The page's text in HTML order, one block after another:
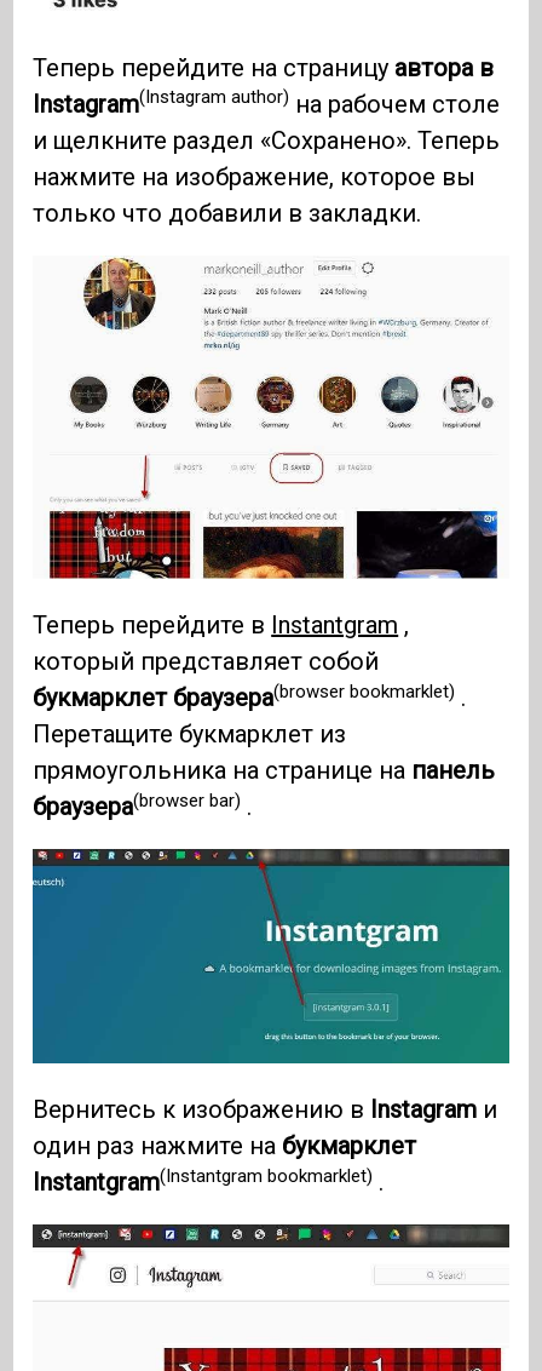
Теперь перейдите на страницу автора в
Instagram(Instagram author) на рабочем столе
и щелкните раздел «Сохранено». Теперь
нажмите на изображение, которое вы
только что добавили в закладки.
Теперь перейдите в Instantgram ,
который представляет собой
букмарклет браузера(browser bookmarklet) .
Перетащите букмарклет из
прямоугольника на странице на панель
браузера(browser bar) .
Вернитесь к изображению в Instagram и
один раз нажмите на букмарклет
Instantgram(Instantgram bookmarklet) .